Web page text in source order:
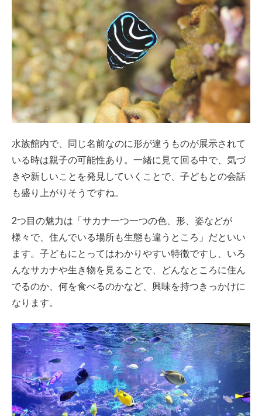
水族館内で、同じ名前なのに形が違うものが展示されて
いる時は親子の可能性あり。一緒に見て回る中で、気づ
きや新しいことを発見していくことで、子どもとの会話
も盛り上がりそうですね。
2つ目の魅力は「サカナ一つ一つの色、形、姿などが
様々で、住んでいる場所も生態も違うところ」だといい
ます。子どもにとってはわかりやすい特徴ですし、いろ
んなサカナや生き物を見ることで、どんなところに住ん
でるのか、何を食べるのかなど、興味を持つきっかけに
なります。